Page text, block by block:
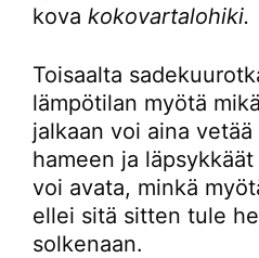
kova kokovartalohiki.
Toisaalta
lämpötilan myötä
jalkaan voi aina
hameen ja
voi avata, minkä
ellei sitä sitten tule
solkenaan.